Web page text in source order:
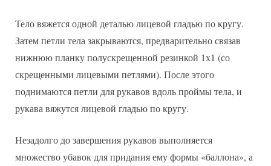
Тело вяжется одной деталью лицевой гладью по кругу.
Затем петли тела закрываются, предварительно связав
нижнюю планку полускрещенной резинкой 1х1 (со
скрещенными лицевыми петлями). После этого
поднимаются петли для рукавов вдоль проймы тела, и
рукава вяжутся лицевой гладью по кругу.
Незадолго до завершения рукавов выполняется
множество убавок для придания ему формы «баллона», а